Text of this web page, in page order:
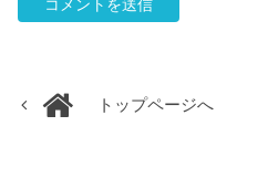
トップページへ